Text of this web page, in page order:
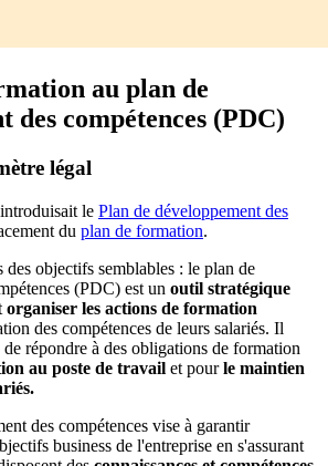
au plan de
des compétences (PDC)
légal
le Plan de développement des
du plan de formation.
objectifs semblables : le plan de
(PDC) est un outil stratégique
organiser les actions de formation
des compétences de leurs salariés. Il
répondre à des obligations de formation
au poste de travail et pourle maintien
des compétences vise à garantir
business de l'entreprise en s'assurant